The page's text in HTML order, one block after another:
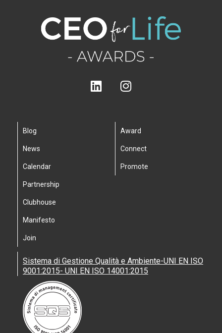
Blog
News
Calendar
Partnership
Clubhouse
Manifesto
Join
Award
Connect
Promote
Sistema di Gestione Qualità e Ambiente-UNI EN ISO
9001:2015- UNI EN ISO 14001:2015